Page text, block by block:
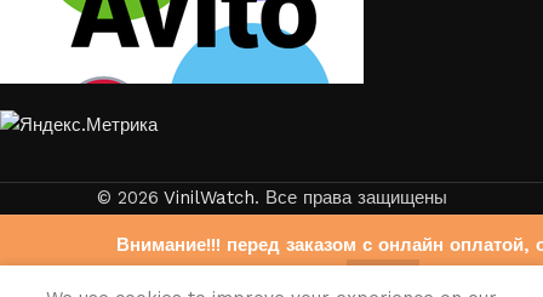
Внимание!!! перед заказом с онлайн оплатой,
© 2026 VinilWatch. Все права защищены